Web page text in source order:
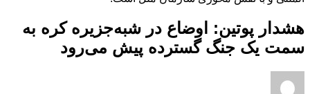
هشدار پوتین: اوضاع در شبه‌جزیره کره به
سمت یک جنگ گسترده پیش می‌رود